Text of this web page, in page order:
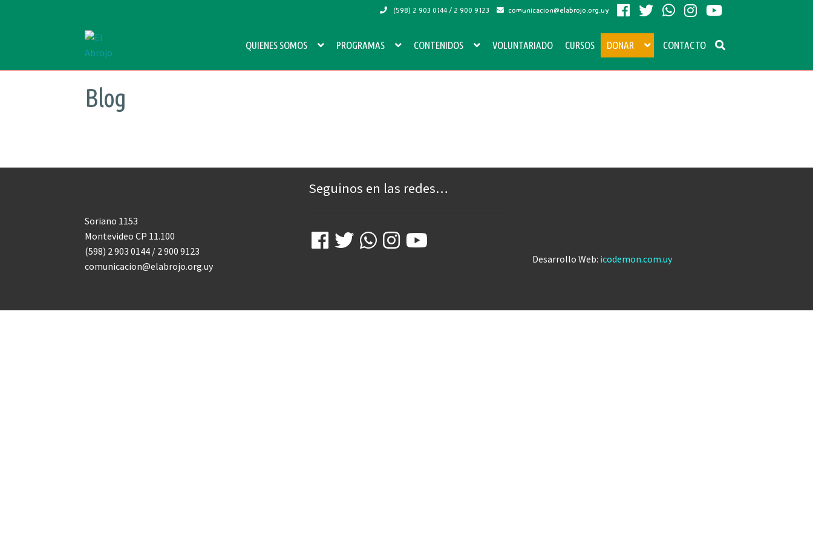
(598) 2 903 0144 / 2 900 9123 comunicacion@elabrojo.org.uy
Ir
a
la
navegación
Ir
al
contenido
QUIENES SOMOS PROGRAMAS CONTENIDOS VOLUNTARIADO CURSOS DONAR CONTACTO
Blog
Soriano 1153
Montevideo CP 11.100
(598) 2 903 0144 / 2 900 9123
comunicacion@elabrojo.org.uy
Seguinos en las redes…
Desarrollo Web: icodemon.com.uy